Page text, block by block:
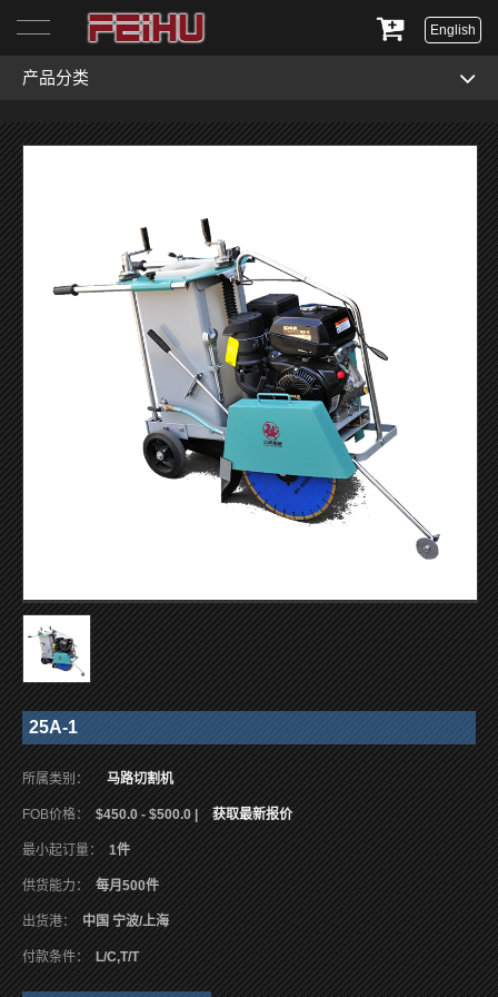
English
产品分类
25A-1
所属类别： 马路切割机
FOB价格： $450.0 - $500.0 | 获取最新报价
最小起订量： 1件
供货能力： 每月500件
出货港： 中国 宁波/上海
付款条件： L/C,T/T
首页
关于我们
服务与支持